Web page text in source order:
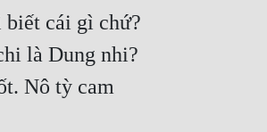
biết cái gì chứ?
là Dung nhi?
Nô tỳ cam